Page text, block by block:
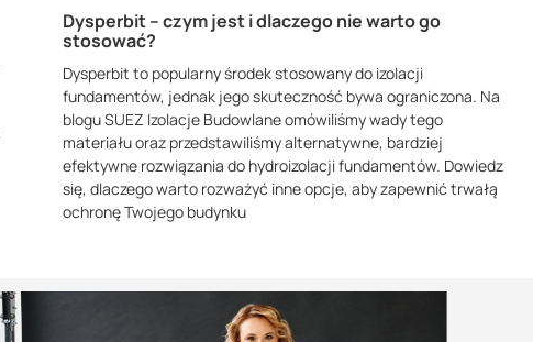
Dysperbit – czym jest i dlaczego nie warto go
stosować?
Dysperbit to popularny środek stosowany do izolacji
fundamentów, jednak jego skuteczność bywa ograniczona. Na
blogu SUEZ Izolacje Budowlane omówiliśmy wady tego
materiału oraz przedstawiliśmy alternatywne, bardziej
efektywne rozwiązania do hydroizolacji fundamentów. Dowiedz
się, dlaczego warto rozważyć inne opcje, aby zapewnić trwałą
ochronę Twojego budynku